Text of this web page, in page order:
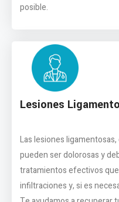
posible.
Lesiones
Las lesiones
pueden ser dolorosas y
tratamientos efectivos
infiltraciones y, si es